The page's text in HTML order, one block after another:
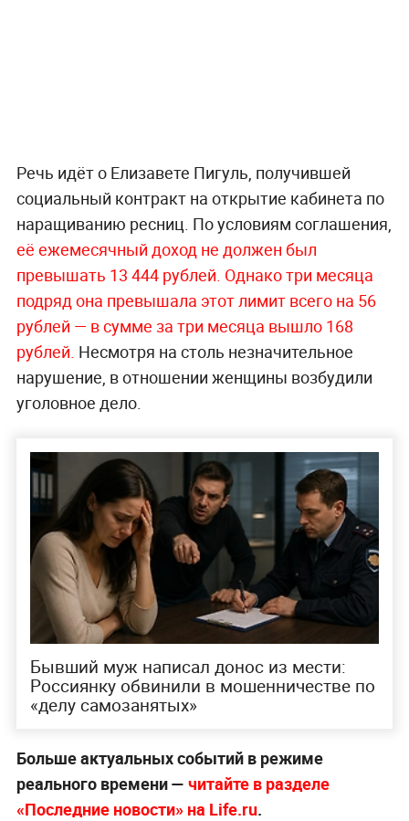
Речь идёт о Елизавете Пигуль, получившей
социальный контракт на открытие кабинета по
наращиванию ресниц. По условиям соглашения,
её ежемесячный доход не должен был
превышать 13 444 рублей. Однако три месяца
подряд она превышала этот лимит всего на 56
рублей — в сумме за три месяца вышло 168
рублей. Несмотря на столь незначительное
нарушение, в отношении женщины возбудили
уголовное дело.
Бывший муж написал донос из мести:
Россиянку обвинили в мошенничестве по
«делу самозанятых»
Больше актуальных событий в режиме
реального времени — читайте в разделе
«Последние новости» на Life.ru.